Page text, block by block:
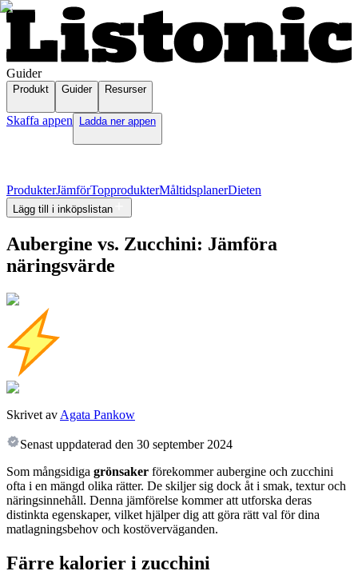
Guider
Produkt Guider Resurser
Skaffa appen Ladda ner appen
ProdukterJämförTopprodukterMåltidsplanerDieten
Lägg till i inköpslistan
Aubergine vs. Zucchini: Jämföra
näringsvärde
Skrivet av Agata Pankow
Senast uppdaterad den 30 september 2024
Som mångsidiga grönsaker förekommer aubergine och zucchini
ofta i en mängd olika rätter. De skiljer sig dock åt i smak, textur och
näringsinnehåll. Denna jämförelse kommer att utforska deras
distinkta egenskaper, vilket hjälper dig att göra rätt val för dina
matlagningsbehov och kostöverväganden.
Färre kalorier i zucchini